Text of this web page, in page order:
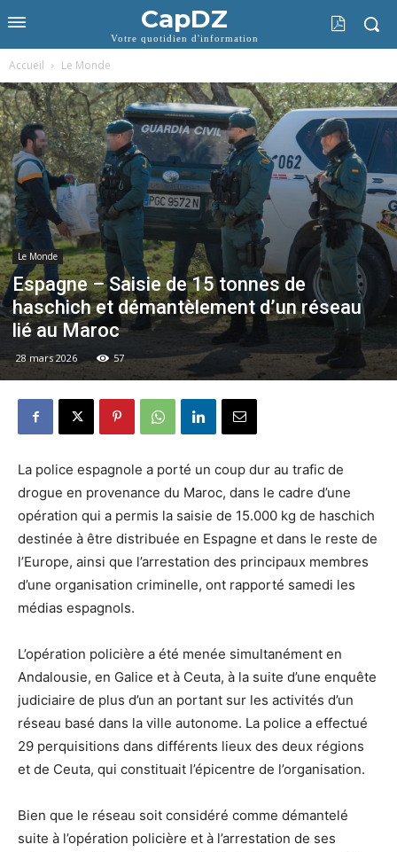
CapDZ
Votre quotidien d'information
Accueil Le Monde
Le Monde
Espagne – Saisie de 15 tonnes de
haschich et démantèlement d’un réseau
lié au Maroc
28 mars 2026 57
La police espagnole a porté un coup dur au trafic de
drogue en provenance du Maroc, dans le cadre d’une
opération qui a permis la saisie de 15.000 kg de haschich
destinée à être distribuée en Espagne et dans le reste de
l’Europe, ainsi que l’arrestation des principaux membres
d’une organisation criminelle, ont rapporté samedi les
médias espagnols.
L’opération policière a été menée simultanément en
Andalousie, en Galice et à Ceuta, à la suite d’une enquête
judiciaire de plus d’un an portant sur les activités d’un
réseau basé dans la ville autonome. La police a effectué
29 perquisitions dans différents lieux des deux régions
et de Ceuta, qui constituait l’épicentre de l’organisation.
Bien que le réseau soit considéré comme démantelé
suite à l’opération policière et à l’arrestation de ses